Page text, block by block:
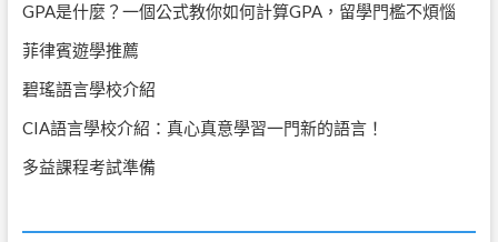
GPA是什麼？一個公式教你如何計算GPA，留學門檻不煩惱
菲律賓遊學推薦
碧瑤語言學校介紹
CIA語言學校介紹：真心真意學習一門新的語言！
多益課程考試準備